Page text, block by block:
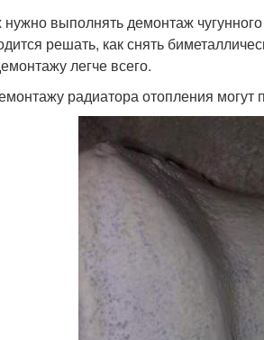
выполнять демонтаж
решать, как снять
легче всего.
радиатора отопления могут